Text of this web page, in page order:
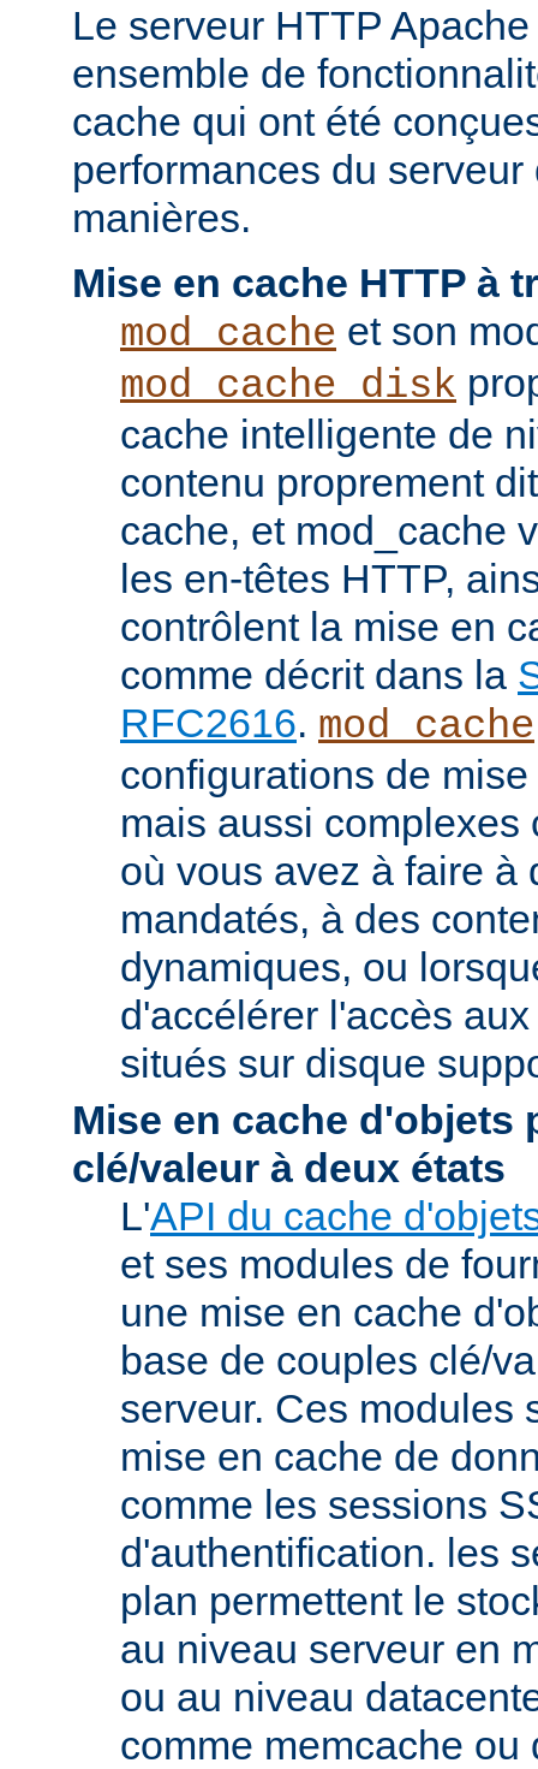
Le serveur HTTP
ensemble de
cache qui ont été
performances du serveur
manières.
Mise en cache HTTP à
mod_cache et son
mod_cache_disk
cache intelligente de
contenu proprement
cache, et mod_cache
les en-têtes HTTP,
contrôlent la mise en
comme décrit dans la
RFC2616. mod_cache
configurations de
mais aussi complexes
où vous avez à faire à
mandatés, à des
dynamiques, ou
d'accélérer l'accès
situés sur disque
Mise en cache d'objets
clé/valeur à deux états
L'API du cache
et ses modules de
une mise en cache
base de couples clé/
serveur. Ces modules
mise en cache de
comme les sessions
d'authentification. les
plan permettent le
au niveau serveur en
ou au niveau
comme memcache ou